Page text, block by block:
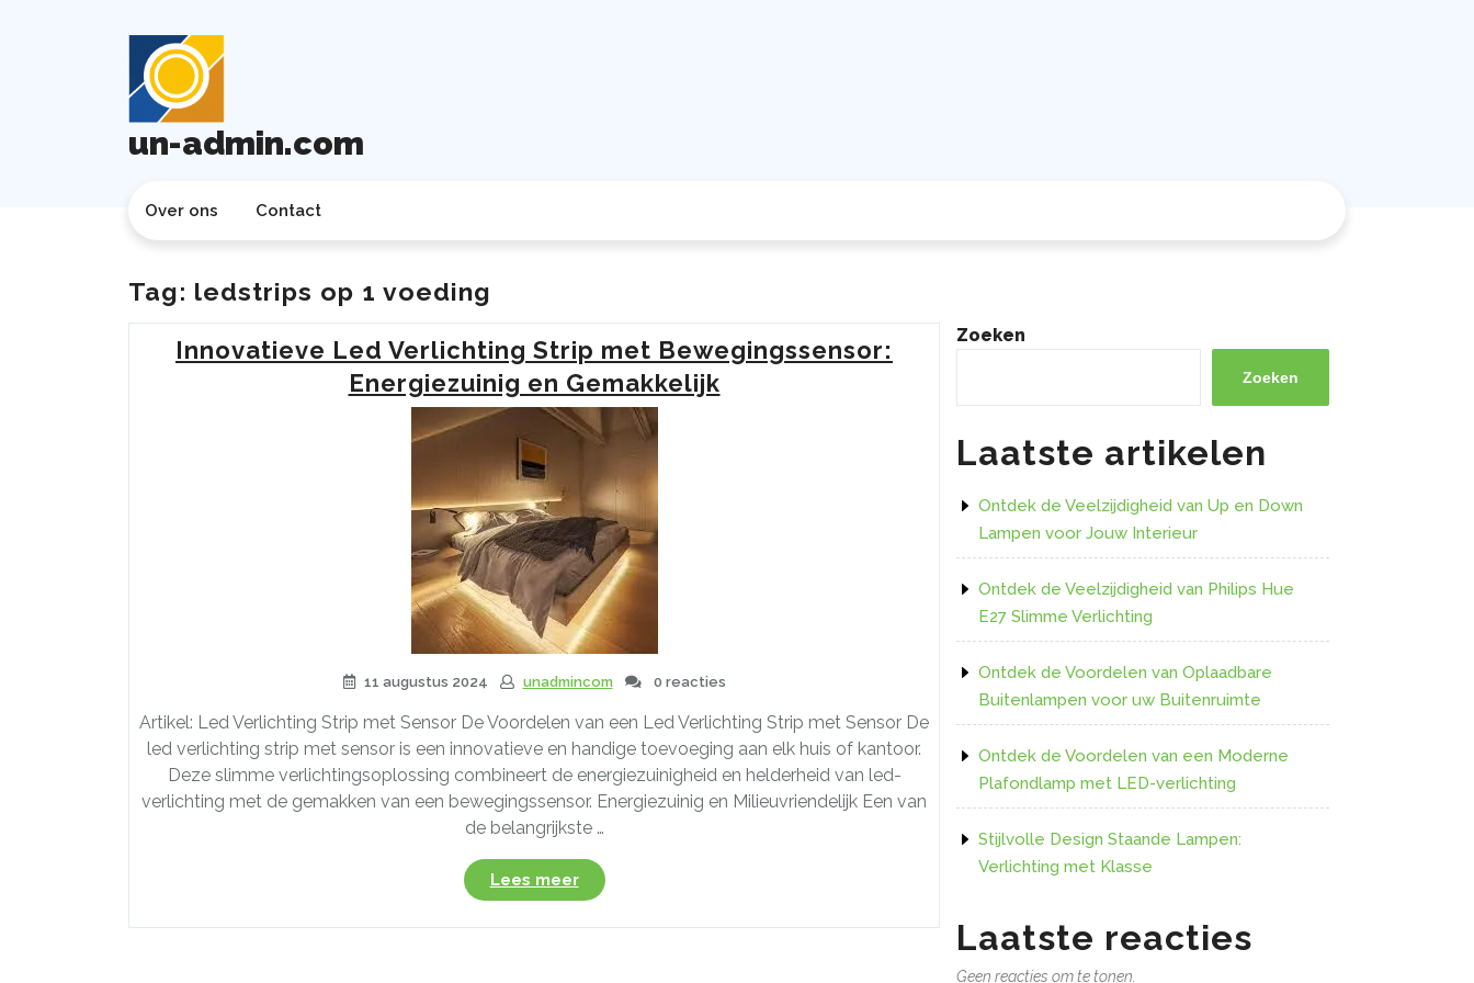
un-admin.com
Over ons Contact
Tag: ledstrips op 1 voeding
Innovatieve Led Verlichting Strip met Bewegingssensor:
Energiezuinig en Gemakkelijk
11 augustus 2024 unadmincom 0 reacties
Artikel: Led Verlichting Strip met Sensor De Voordelen van een Led Verlichting Strip met Sensor De
led verlichting strip met sensor is een innovatieve en handige toevoeging aan elk huis of kantoor.
Deze slimme verlichtingsoplossing combineert de energiezuinigheid en helderheid van led-
verlichting met de gemakken van een bewegingssensor. Energiezuinig en Milieuvriendelijk Een van
de belangrijkste …
Lees meer“Innovatieve
Led
Verlichting
Zoeken
Zoeken
Laatste artikelen
Ontdek de Veelzijdigheid van Up en Down
Lampen voor Jouw Interieur
Ontdek de Veelzijdigheid van Philips Hue
E27 Slimme Verlichting
Ontdek de Voordelen van Oplaadbare
Buitenlampen voor uw Buitenruimte
Ontdek de Voordelen van een Moderne
Plafondlamp met LED-verlichting
Stijlvolle Design Staande Lampen:
Verlichting met Klasse
Laatste reacties
Geen reacties om te tonen.